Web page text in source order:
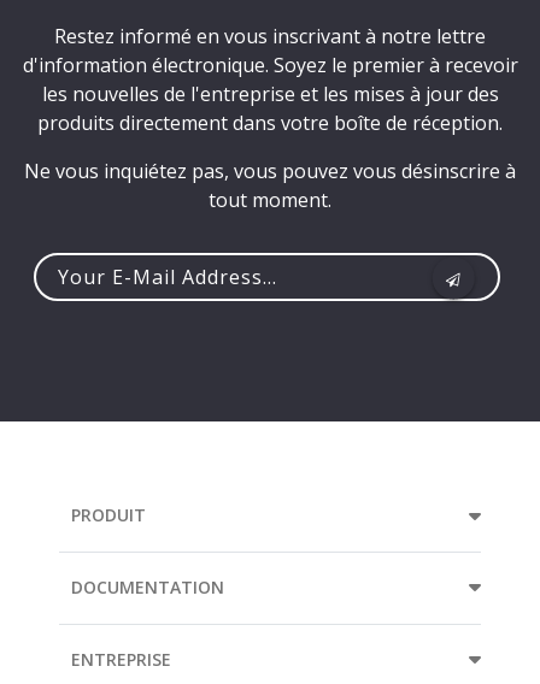
Restez informé en vous inscrivant à notre lettre
d'information électronique. Soyez le premier à recevoir
les nouvelles de l'entreprise et les mises à jour des
produits directement dans votre boîte de réception.
Ne vous inquiétez pas, vous pouvez vous désinscrire à
tout moment.
PRODUIT
DOCUMENTATION
ENTREPRISE